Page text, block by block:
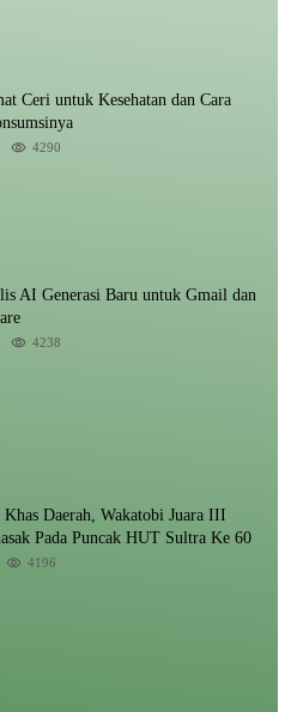
Ceri untuk Kesehatan dan Cara
4290
AI Generasi Baru untuk Gmail dan
4238
Daerah, Wakatobi Juara III
Pada Puncak HUT Sultra Ke 60
4196